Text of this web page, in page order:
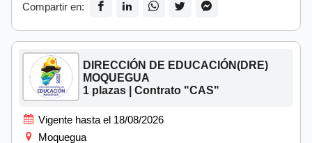
Compartir en:
DIRECCIÓN DE EDUCACIÓN(DRE)
MOQUEGUA
1 plazas | Contrato "CAS"
Vigente hasta el 18/08/2026
Moquegua